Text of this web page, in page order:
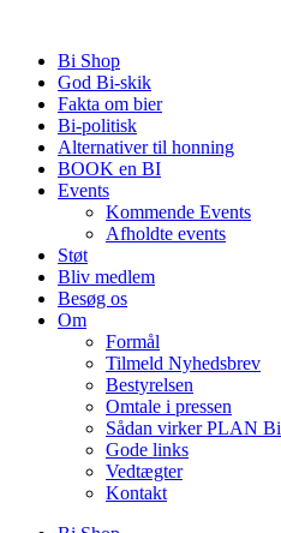
indholdBi Shop
God Bi-skik
Fakta om bier
Bi-politisk
Alternativer til honning
BOOK en BI
Events
Kommende Events
Afholdte events
Støt
Bliv medlem
Besøg os
Om
Formål
Tilmeld Nyhedsbrev
Bestyrelsen
Omtale i pressen
Sådan virker PLAN Bi
Gode links
Vedtægter
Kontakt